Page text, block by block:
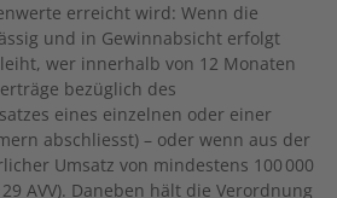
erreicht wird: Wenn die
und in Gewinnabsicht erfolgt
wer innerhalb von 12 Monaten
bezüglich des
eines einzelnen oder einer
abschliesst) – oder wenn aus der
Umsatz von mindestens 100 000
AVV). Daneben hält die Verordnung